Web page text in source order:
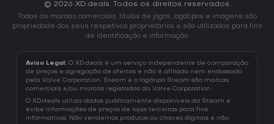
© 2026 XD.deals. Todos os direitos reservados.
Todas as marcas comerciais, títulos de jogos, logótipos e imagens são
propriedade dos seus respetivos proprietários e são utilizados para fins
de identificação e informação.
Aviso Legal: O XD.deals é um serviço independente de comparação
de preços e agregação de ofertas e não é afiliado nem endossado
pela Valve Corporation. Steam e o logótipo Steam são marcas
comerciais e/ou marcas registadas da Valve Corporation.
O XD.deals utiliza dados publicamente disponíveis da Steam e
exibe informações de preços de lojas terceiras para fins
informativos. Não vendemos produtos ou chaves digitais e não